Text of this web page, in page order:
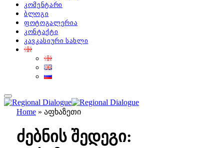
კომენტარი
ბლოგი
ფოტოგალერია
კონტაქტი
კავკასიური სახლი
Home » აფხაზეთი
ძებნის შედეგი: